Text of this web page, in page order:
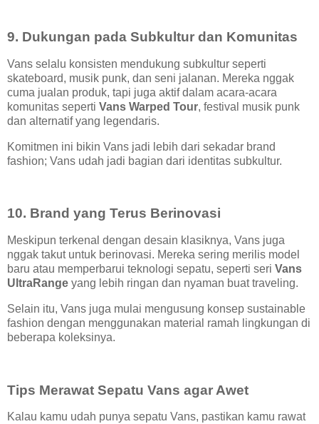
9. Dukungan pada Subkultur dan Komunitas
Vans selalu konsisten mendukung subkultur seperti
skateboard, musik punk, dan seni jalanan. Mereka nggak
cuma jualan produk, tapi juga aktif dalam acara-acara
komunitas seperti Vans Warped Tour, festival musik punk
dan alternatif yang legendaris.
Komitmen ini bikin Vans jadi lebih dari sekadar brand
fashion; Vans udah jadi bagian dari identitas subkultur.
10. Brand yang Terus Berinovasi
Meskipun terkenal dengan desain klasiknya, Vans juga
nggak takut untuk berinovasi. Mereka sering merilis model
baru atau memperbarui teknologi sepatu, seperti seri Vans
UltraRange yang lebih ringan dan nyaman buat traveling.
Selain itu, Vans juga mulai mengusung konsep sustainable
fashion dengan menggunakan material ramah lingkungan di
beberapa koleksinya.
Tips Merawat Sepatu Vans agar Awet
Kalau kamu udah punya sepatu Vans, pastikan kamu rawat